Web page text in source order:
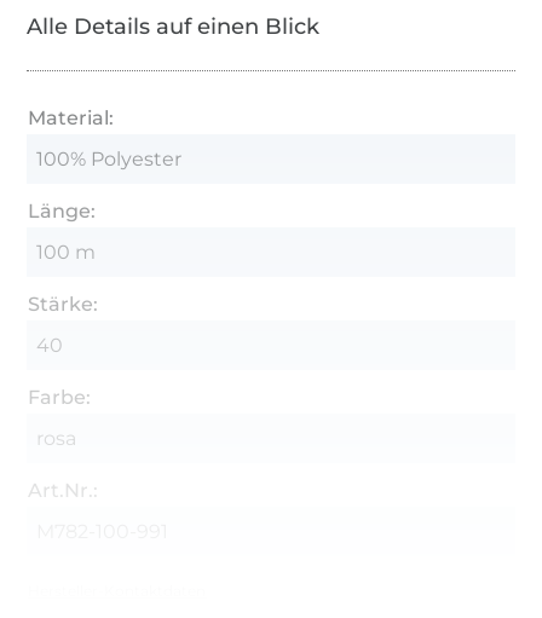
Alle Details auf einen Blick
Material:
100% Polyester
Länge:
100 m
Stärke:
40
Farbe:
rosa
Art.Nr.: